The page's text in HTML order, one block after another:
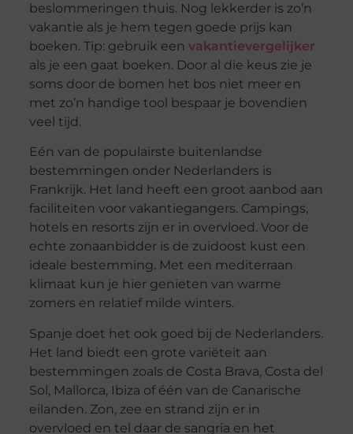
beslommeringen thuis. Nog lekkerder is zo’n
vakantie als je hem tegen goede prijs kan
boeken. Tip: gebruik een vakantievergelijker
als je een gaat boeken. Door al die keus zie je
soms door de bomen het bos niet meer en
met zo’n handige tool bespaar je bovendien
veel tijd.
Eén van de populairste buitenlandse
bestemmingen onder Nederlanders is
Frankrijk. Het land heeft een groot aanbod aan
faciliteiten voor vakantiegangers. Campings,
hotels en resorts zijn er in overvloed. Voor de
echte zonaanbidder is de zuidoost kust een
ideale bestemming. Met een mediterraan
klimaat kun je hier genieten van warme
zomers en relatief milde winters.
Spanje doet het ook goed bij de Nederlanders.
Het land biedt een grote variëteit aan
bestemmingen zoals de Costa Brava, Costa del
Sol, Mallorca, Ibiza of één van de Canarische
eilanden. Zon, zee en strand zijn er in
overvloed en tel daar de sangria en het